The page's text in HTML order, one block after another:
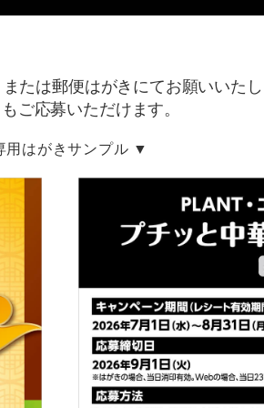
たは郵便はがきにてお願いいた
ご応募いただけます。
用はがきサンプル ▼